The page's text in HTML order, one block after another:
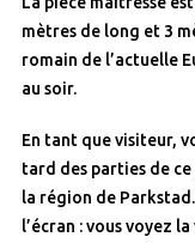
mètres de long et 3
romain de l’actuelle
au soir.
En tant que visiteur,
tard des parties de
la région de Parkstad.
l’écran : vous voyez